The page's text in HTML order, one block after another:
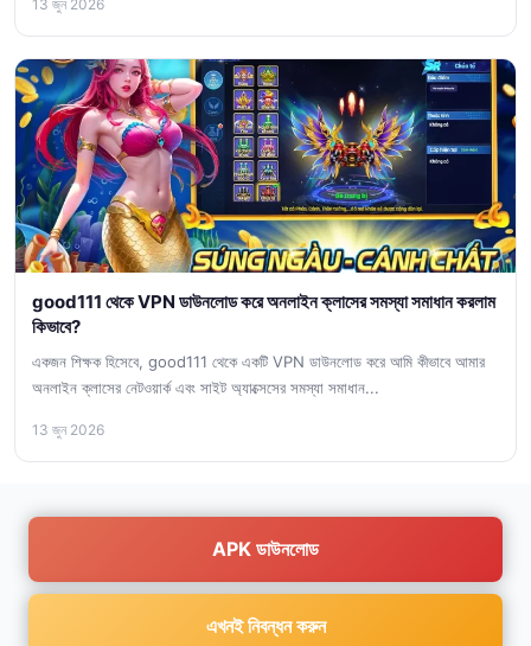
13 জুন 2026
good111 থেকে VPN ডাউনলোড করে অনলাইন ক্লাসের সমস্যা সমাধান করলাম
কিভাবে?
একজন শিক্ষক হিসেবে, good111 থেকে একটি VPN ডাউনলোড করে আমি কীভাবে আমার
অনলাইন ক্লাসের নেটওয়ার্ক এবং সাইট অ্যাক্সেসের সমস্যা সমাধান...
13 জুন 2026
APK ডাউনলোড
এখনই নিবন্ধন করুন